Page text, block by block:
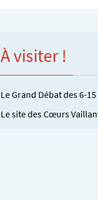
À visiter !
Le Grand Débat des 6-
Le site des Cœurs